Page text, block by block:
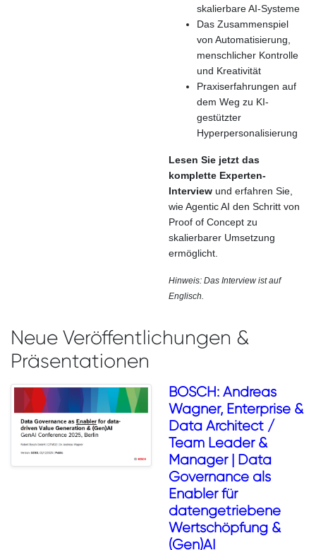
skalierbare AI-Systeme
Das Zusammenspiel
von Automatisierung,
menschlicher Kontrolle
und Kreativität
Praxiserfahrungen auf
dem Weg zu KI-
gestützter
Hyperpersonalisierung
Lesen Sie jetzt das
komplette Experten-
Interview und erfahren Sie,
wie Agentic AI den Schritt von
Proof of Concept zu
skalierbarer Umsetzung
ermöglicht.
Hinweis: Das Interview ist auf
Englisch.
Neue Veröffentlichungen &
Präsentationen
BOSCH: Andreas
Wagner, Enterprise &
Data Architect /
Team Leader &
Manager | Data
Governance als
Enabler für
datengetriebene
Wertschöpfung &
(Gen)AI